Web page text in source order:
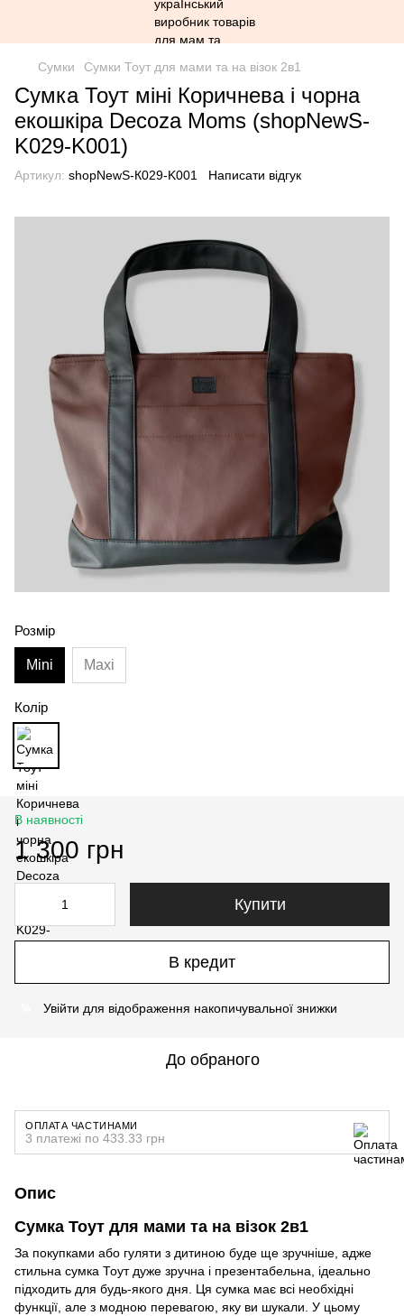
Сумки Сумки Тоут для мами та на візок 2в1
Сумка Тоут міні Коричнева і чорна
екошкіра Decoza Moms (shopNewS-
K029-K001)
Артикул: shopNewS-К029-K001 Написати відгук
Розмір
Mini Maxi
Колір
В наявності
1 300 грн
Купити
В кредит
Увійти для відображення накопичувальної знижки
До обраного
ОПЛАТА ЧАСТИНАМИ
3 платежі по 433.33 грн
Опис
Сумка Тоут для мами та на візок 2в1
За покупками або гуляти з дитиною буде ще зручніше, адже
стильна сумка Тоут дуже зручна і презентабельна, ідеально
підходить для будь-якого дня. Ця сумка має всі необхідні
функції, але з модною перевагою, яку ви шукали. У цьому